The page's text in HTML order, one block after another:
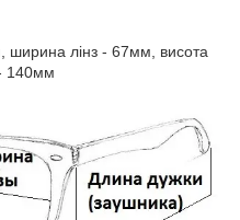
лінз - 67мм, висота
140мм